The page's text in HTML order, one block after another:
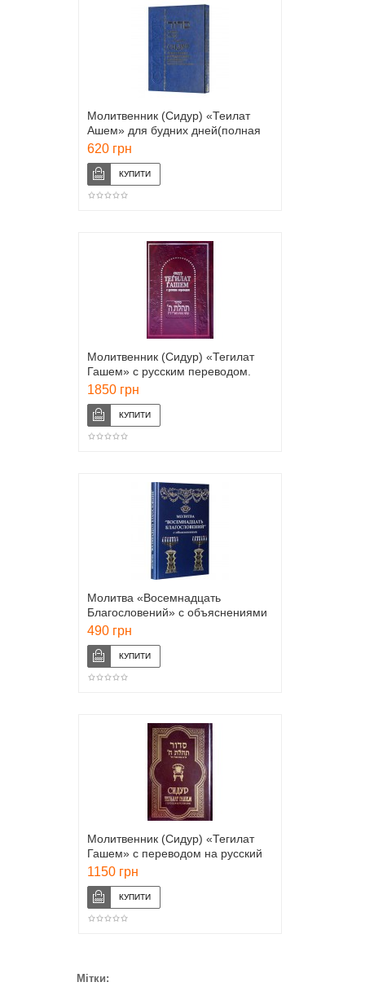
Молитвенник (Сидур) «Теилат
Ашем» для будних дней(полная
транслитерация)
620 грн
Молитвенник (Сидур) «Тегилат
Гашем» с русским переводом.
БОЛЬШОЙ ФОРМАТ
1850 грн
Молитва «Восемнадцать
Благословений» с объяснениями
(Элиягу Крупник)
490 грн
Молитвенник (Сидур) «Тегилат
Гашем» с переводом на русский
язык
1150 грн
Мітки: